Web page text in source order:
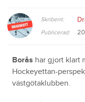
Skribent:
Publicerad:
Borås har gjort klart
Hockeyettan-
västgötaklubben.